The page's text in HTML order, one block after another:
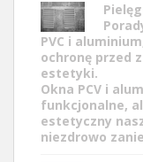
PVC i
ochronę przed
estetyki.
Okna PCV i
funkcjonalne,
estetyczny
niezdrowo